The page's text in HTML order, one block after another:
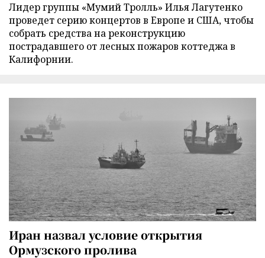
Лидер группы «Мумий Тролль» Илья Лагутенко
проведет серию концертов в Европе и США, чтобы
собрать средства на реконструкцию
пострадавшего от лесных пожаров коттеджа в
Калифорнии.
Иран назвал условие открытия
Ормузского пролива